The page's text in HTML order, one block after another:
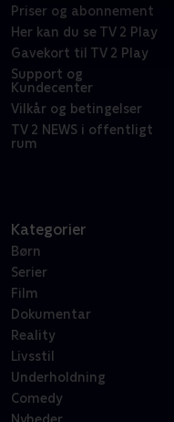
Priser og abonnement
Her kan du se TV 2 Play
Gavekort til TV 2 Play
Support og
Kundecenter
Vilkår og betingelser
TV 2 NEWS i offentligt
rum
Kategorier
Børn
Serier
Film
Dokumentar
Reality
Livsstil
Underholdning
Comedy